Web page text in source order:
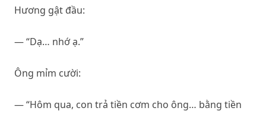
Hương gật đầu:
— “Dạ… nhớ ạ.”
Ông mỉm cười:
— “Hôm qua, con trả tiền cơm cho ông… bằng tiền